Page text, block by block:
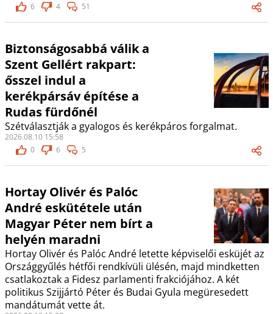
6
4 51
Biztonságosabbá válik a
Szent Gellért rakpart:
ősszel indul a
kerékpársáv építése a
Rudas fürdőnél
Szétválasztják a gyalogos és kerékpáros forgalmat.
2026.08.10 15:58
0
6 5
Hortay Olivér és Palóc
André eskütétele után
Magyar Péter nem bírt a
helyén maradni
Hortay Olivér és Palóc André letette képviselői esküjét az
Országgyűlés hétfői rendkívüli ülésén, majd mindketten
csatlakoztak a Fidesz parlamenti frakciójához. A két
politikus Szijjártó Péter és Budai Gyula megüresedett
mandátumát vette át.